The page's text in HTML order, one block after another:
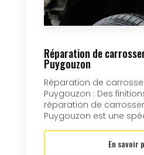
Réparation de
Puygouzon
Réparation de
Puygouzon : Des
réparation de
Puygouzon est une
En savoir